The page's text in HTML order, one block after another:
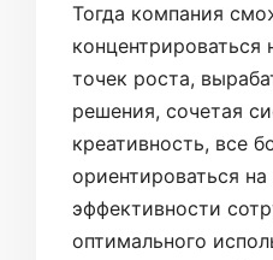
Тогда компания
концентрироваться
точек роста,
решения, сочетая
креативность, все
ориентироваться
эффективности
оптимального